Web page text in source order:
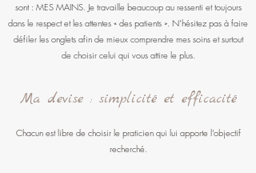
sont : MES MAINS. Je travaille beaucoup au ressenti et toujours
dans le respect et les attentes « des patients ». N’hésitez pas à faire
défiler les onglets afin de mieux comprendre mes soins et surtout
de choisir celui qui vous attire le plus.
Ma devise : simplicité et efficacité
Chacun est libre de choisir le praticien qui lui apporte l’objectif
recherché.